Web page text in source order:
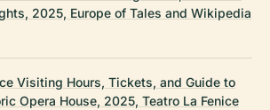
2025, Europe of Tales and Wikipedia
Visiting Hours, Tickets, and Guide to
Opera House, 2025, Teatro La Fenice